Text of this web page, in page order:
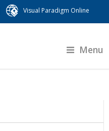
Visual Paradigm Online
Menu